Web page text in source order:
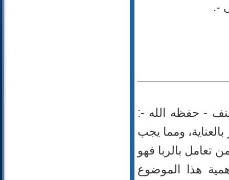
-.
- حفظه الله -:
ومما يجب
تعامل بالربا فهو
هذا الموضوع